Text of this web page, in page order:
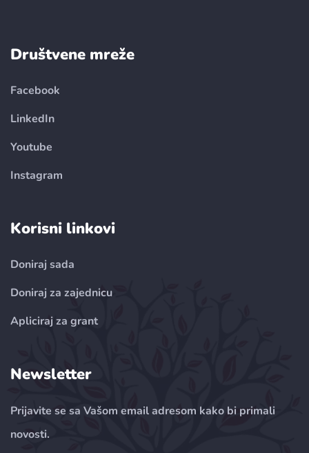
Društvene mreže
Facebook
LinkedIn
Youtube
Instagram
Korisni linkovi
Doniraj sada
Doniraj za zajednicu
Apliciraj za grant
Newsletter
Prijavite se sa Vašom email adresom kako bi primali
novosti.